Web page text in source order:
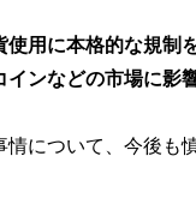
使用に本格的な規制
インなどの市場に影
情について、今後も